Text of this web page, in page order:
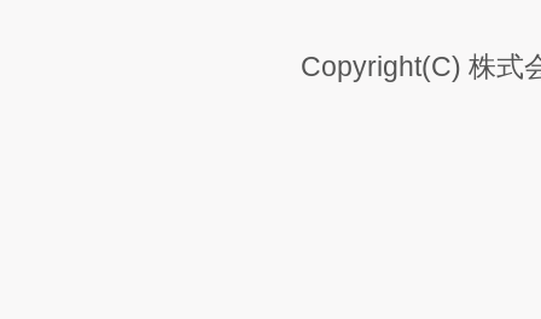
Copyright(C) 株式